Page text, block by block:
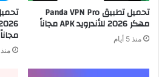
تحميل تطبيق Panda VPN Pro
مهكر 2026 للأندرويد APK مجاناً
منذ 5 أيام مجاناً
منذ 7 أيام